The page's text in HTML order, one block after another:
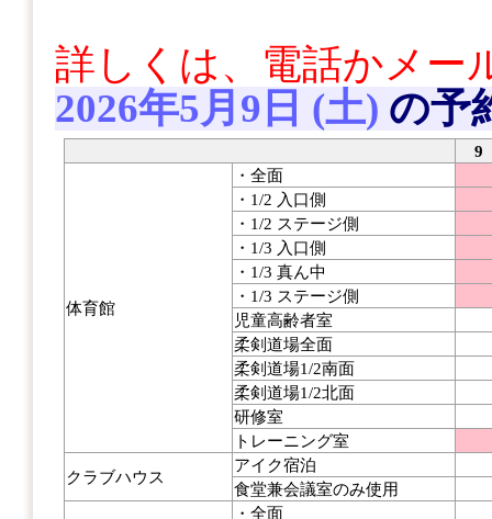
詳しくは、電話かメー
2026年5月9日 (土) の予
9
体育館
・全面
・1/2 入口側
・1/2 ステージ側
・1/3 入口側
・1/3 真ん中
・1/3 ステージ側
児童高齢者室
柔剣道場全面
柔剣道場1/2南面
柔剣道場1/2北面
研修室
トレーニング室
クラブハウス
アイク宿泊
食堂兼会議室のみ使用
・全面